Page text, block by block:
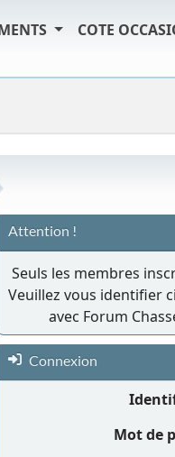
COTE
Attention !
Seuls les membres
Veuillez vous identifier
avec Forum
Connexion
Mot de